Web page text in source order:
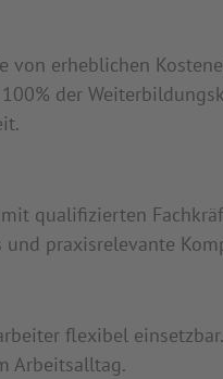
von erheblichen
der
qualifizierten
praxisrelevante
flexibel
Arbeitsalltag.